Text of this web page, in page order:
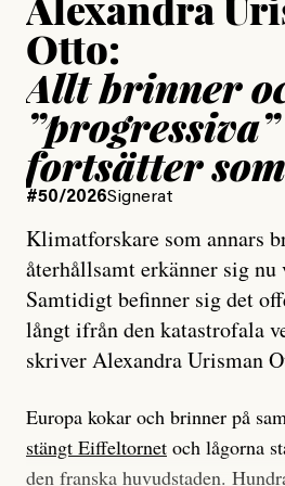
Otto:
Allt brinner
”progressiva”
fortsätter
#50/2026Signerat
Klimatforskare som annars
återhållsamt erkänner sig nu
Samtidigt befinner sig det
långt ifrån den katastrofala
skriver Alexandra Urisman
Europa kokar och brinner på
stängt Eiffeltornet och lågorna
den franska huvudstaden.